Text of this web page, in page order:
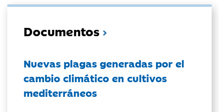
Documentos
Nuevas plagas generadas por el
cambio climático en cultivos
mediterráneos